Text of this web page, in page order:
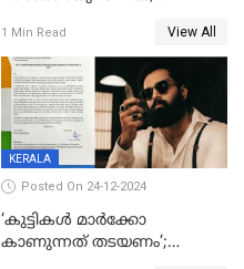
സ്വദേശി അറസ്റ്റില്‍
1 Min Read View All
KERALA
Posted On 24-12-2024
‘കുട്ടികൾ മാർക്കോ
കാണുന്നത് തടയണം’;